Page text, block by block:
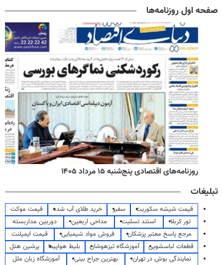
صفحه اول روزنامه‌ها
روزنامه‌های اقتصادی پنج‌شنبه ۱۵ مرداد ۱۴۰۵
تبلیغات
قیمت شیشه سکوریت سفیر خرید طلای آب شده
قیمت موکت
تور کربلا
استند تسلیت مداحی اربعین
دوربین مداربسته
مرجع پاسخ معتبر پزشکان
فروش مواد شیمیایی
قیمت ایمپلنت
قطعات لباسشویی
آموزشگاه تیزهوشان بلیط هواپیما
پرشین هتل
نمایندگی بوش در تهران
بهترین جراح بینی
آموزشگاه زبان ملل